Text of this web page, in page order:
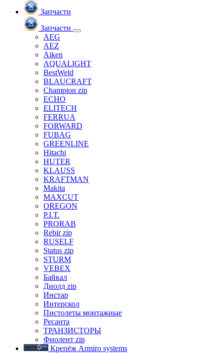
Запчасти
Запчасти
AEG
AEZ
Aiken
AQUALIGHT
BestWeld
BLAUCRAFT
Champion zip
ECHO
ELITECH
FERRUA
FORWARD
FUBAG
GREENLINE
Hitachi
HUTER
KLAUSS
KRAFTMAN
Makita
MAXCUT
OREGON
P.I.T.
PRORAB
Rebir zip
RUSELF
Status zip
STURM
VEBEX
Байкал
Диолд zip
Инстар
Интерскол
Пистолеты монтажные
Ресанта
ТРАНЗИСТОРЫ
Фиолент zip
Крепёж Armiro systems